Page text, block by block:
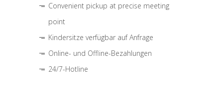
Convenient pickup at precise meeting
point
Kindersitze verfügbar auf Anfrage
Online- und Offline-Bezahlungen
24/7-Hotline